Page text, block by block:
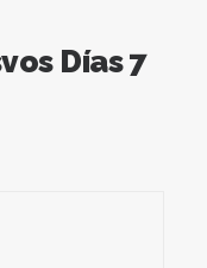
Días 7